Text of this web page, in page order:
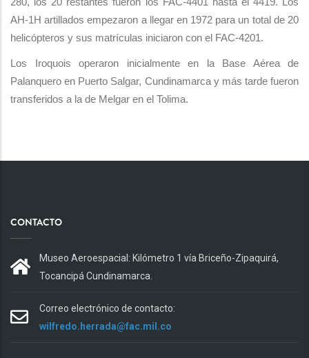
AH-1H artillados empezaron a llegar en 1972 para un total de 20
helicópteros y sus matrículas iniciaron con el FAC-4201.
Los Iroquois operaron inicialmente en la Base Aérea de
Palanquero en Puerto Salgar, Cundinamarca y más tarde fueron
transferidos a la de Melgar en el Tolima.
CONTACTO
Museo Aeroespacial: Kilómetro 1 vía Briceño-Zipaquirá,
Tocancipá Cundinamarca.
Correo electrónico de contacto:
wilfredo.herrada@fac.mil.co